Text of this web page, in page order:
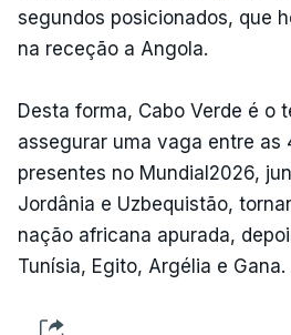
segundos posicionados, que
na receção a Angola.
Desta forma, Cabo Verde é o
assegurar uma vaga entre as
presentes no Mundial2026,
Jordânia e Uzbequistão,
nação africana apurada,
Tunísia, Egito, Argélia e Gana.